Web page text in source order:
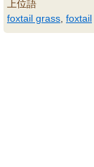
上位語
foxtail grass foxtail